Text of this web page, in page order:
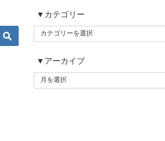
▼カテゴリー
▼アーカイブ